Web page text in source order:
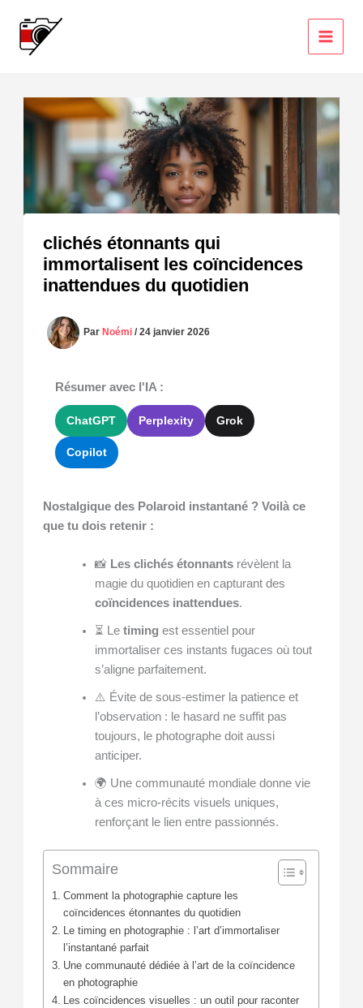
contenu
clichés étonnants qui
immortalisent les coïncidences
inattendues du quotidien
ParNoémi/24 janvier 2026
Résumer avec l'IA :
ChatGPT Perplexity Grok
Copilot
Nostalgique des Polaroid instantané ? Voilà ce
que tu dois retenir :
📸 Les clichés étonnantsrévèlent la
magie du quotidien en capturant des
coïncidences inattendues.
⏳ Le timing est essentiel pour
immortaliser ces instants fugaces où tout
s’aligne parfaitement.
⚠️ Évite de sous-estimer la patience et
l’observation : le hasard ne suffit pas
toujours, le photographe doit aussi
anticiper.
🌍 Une communauté mondiale donne vie
à ces micro-récits visuels uniques,
renforçant le lien entre passionnés.
Sommaire
Comment la photographie capture les
coïncidences étonnantes du quotidien
Le timing en photographie : l’art d’immortaliser
l’instantané parfait
Une communauté dédiée à l’art de la coïncidence
en photographie
Les coïncidences visuelles : un outil pour raconter